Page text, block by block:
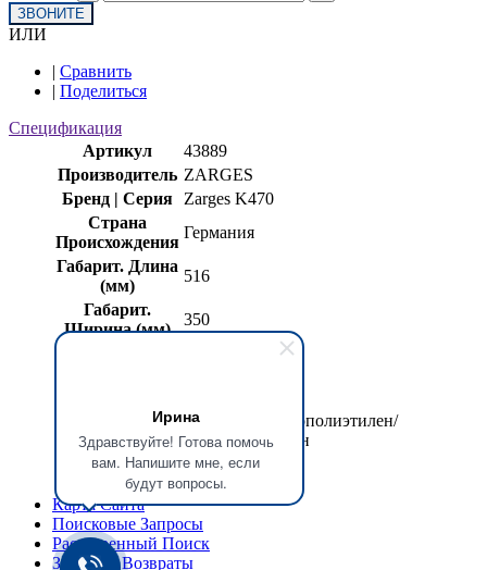
Ирина
Здравствуйте! Готова помочь
вам. Напишите мне, если
будут вопросы.
ЗВОНИТЕ
ИЛИ
| Сравнить
| Поделиться
Спецификация
Артикул
43889
Производитель ZARGES
Бренд | Серия
Zarges K470
Страна
Происхождения
Германия
Габарит. Длина
(мм)
516
Габарит.
Ширина (мм)
350
(PPE/PPU) Пенополиэтилен/
Пенополиуретан
Цвет
Чёрный
Карта Сайта
Поисковые Запросы
Расширенный Поиск
Заказы и Возвраты